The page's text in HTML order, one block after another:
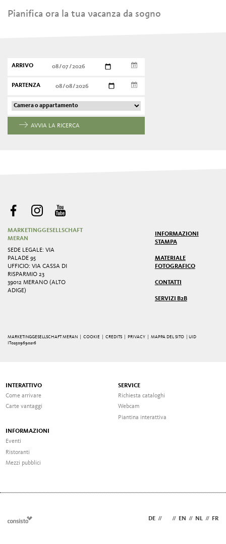
Pianifica ora la tua vacanza da sogno
ARRIVO
PARTENZA
AVVIA LA RICERCA
MARKETINGGESELLSCHAFT
MERAN
SEDE LEGALE: VIA
PALADE 95
UFFICIO: VIA CASSA DI
RISPARMIO 23
39012 MERANO (ALTO
ADIGE)
INFORMAZIONI
STAMPA
MATERIALE
FOTOGRAFICO
CONTATTI
SERVIZI B2B
MARKETINGGESELLSCHAFT MERAN | COOKIE |CREDITS PRIVACY |MAPPA DEL SITO
| UID
IT02509690216
INTERATTIVO
Come arrivare
Carte vantaggi
SERVICE
Richiesta cataloghi
Webcam
Piantina interattiva
INFORMAZIONI
Eventi
Ristoranti
Mezzi pubblici
DE // // EN // NL // FR